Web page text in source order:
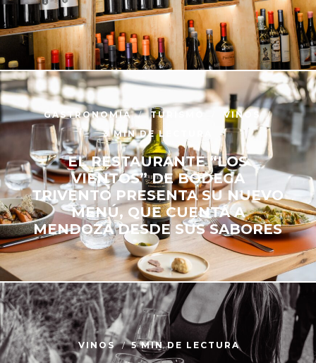
GASTRONOMÍA TURISMO
VINOS
3 MIN DE LECTURA
EL RESTAURANTE “LOS
VIENTOS” DE BODEGA
TRIVENTO PRESENTA SU NUEVO
MENÚ, QUE CUENTA A
MENDOZA DESDE SUS SABORES
VINOS 5 MIN DE LECTURA